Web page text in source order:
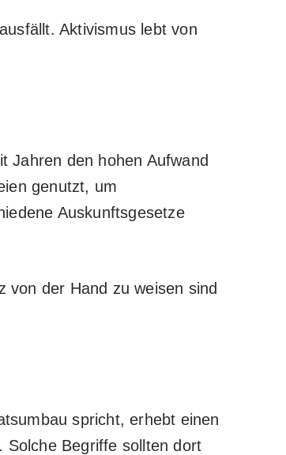
Aktivismus lebt von
Jahren den hohen Aufwand
genutzt, um
Auskunftsgesetze
von der Hand zu weisen sind
spricht, erhebt einen
Solche Begriffe sollten dort